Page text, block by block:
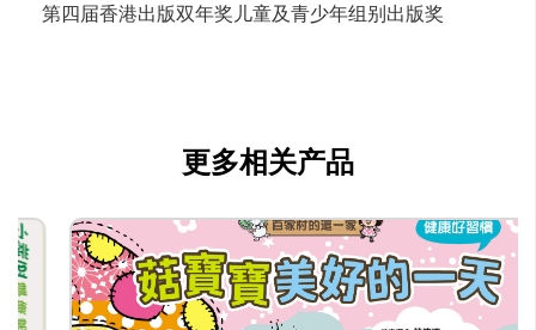
第四届香港出版双年奖儿童及青少年组别出版奖
更多相关产品